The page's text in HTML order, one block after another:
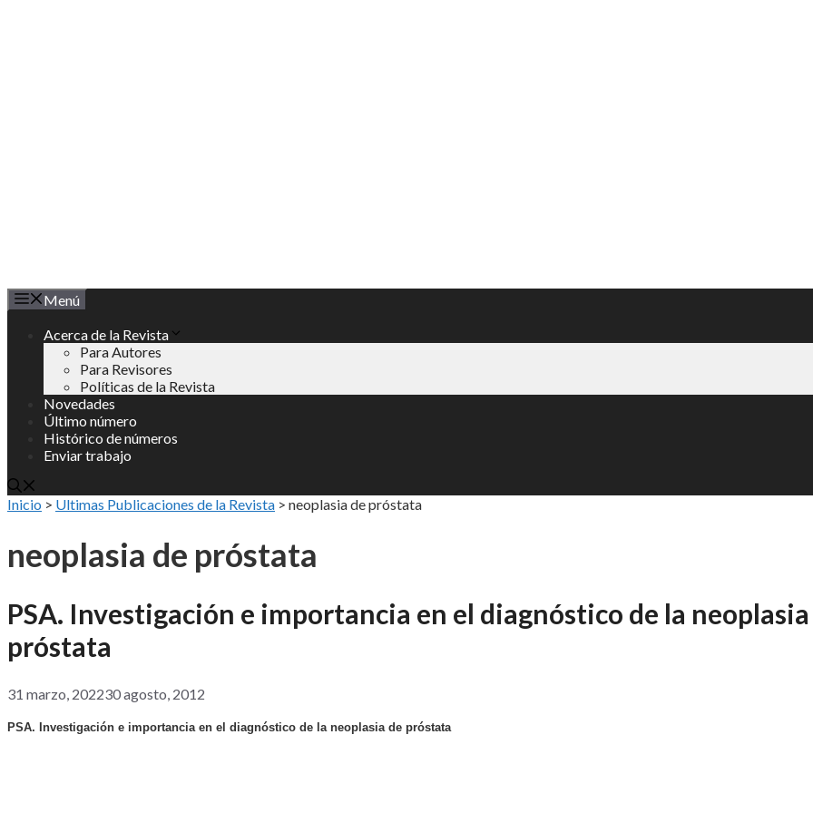
Menú
Acerca de la Revista
Para Autores
Para Revisores
Políticas de la Revista
Novedades
Último número
Histórico de números
Enviar trabajo
Inicio > Ultimas Publicaciones de la Revista > neoplasia de próstata
neoplasia de próstata
PSA. Investigación e importancia en el diagnóstico de la
próstata
31 marzo, 202230 agosto, 2012
PSA. Investigación e importancia en el diagnóstico de la neoplasia de próstata